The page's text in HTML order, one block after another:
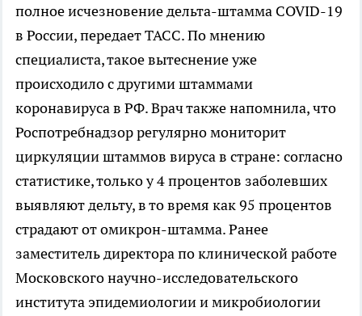
полное исчезновение дельта-штамма COVID-19
в России, передает ТАСС. По мнению
специалиста, такое вытеснение уже
происходило с другими штаммами
коронавируса в РФ. Врач также напомнила, что
Роспотребнадзор регулярно мониторит
циркуляции штаммов вируса в стране: согласно
статистике, только у 4 процентов заболевших
выявляют дельту, в то время как 95 процентов
страдают от омикрон-штамма. Ранее
заместитель директора по клинической работе
Московского научно-исследовательского
института эпидемиологии и микробиологии